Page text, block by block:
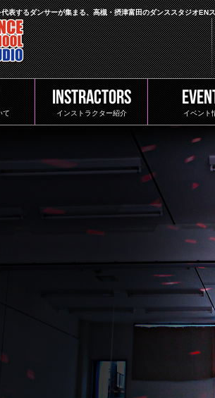
表するダンサーが集まる、高槻・摂津富田のダンススタジオEN
て
INSTRACTORS
インストラクター紹介 イベント